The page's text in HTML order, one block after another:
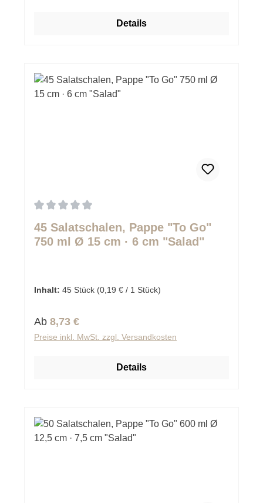
Details
45 Salatschalen, Pappe "To Go"
750 ml Ø 15 cm · 6 cm "Salad"
Inhalt: 45 Stück (0,19 € / 1 Stück)
Regulärer Preis:
Ab 8,73 €
Preise inkl. MwSt. zzgl. Versandkosten
Details